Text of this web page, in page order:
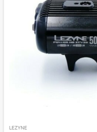
LEZYNE